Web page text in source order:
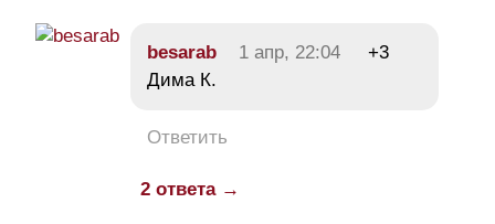
besarab 1 апр, 22:04
+3
Дима К.
Ответить
2 ответа →